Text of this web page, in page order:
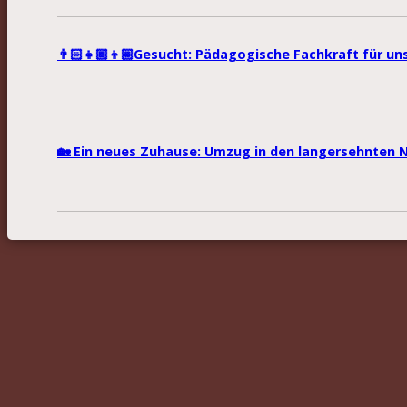
👨🏻‍👧🏾‍👦🏼Gesucht: Pädagogische Fachkraft für
🏡 Ein neues Zuhause: Umzug in den langersehnten